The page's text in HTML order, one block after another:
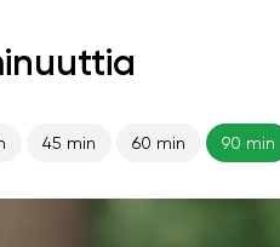
45 min 60 min 90 min